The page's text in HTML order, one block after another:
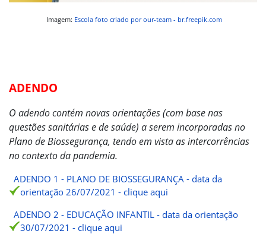
Imagem: Escola foto criado por our-team - br.freepik.com
ADENDO
O adendo contém novas orientações (com base nas
questões sanitárias e de saúde) a serem incorporadas no
Plano de Biossegurança, tendo em vista as intercorrências
no contexto da pandemia.
ADENDO 1 - PLANO DE BIOSSEGURANÇA - data da
orientação 26/07/2021 - clique aqui
ADENDO 2 - EDUCAÇÃO INFANTIL - data da orientação
30/07/2021 - clique aqui